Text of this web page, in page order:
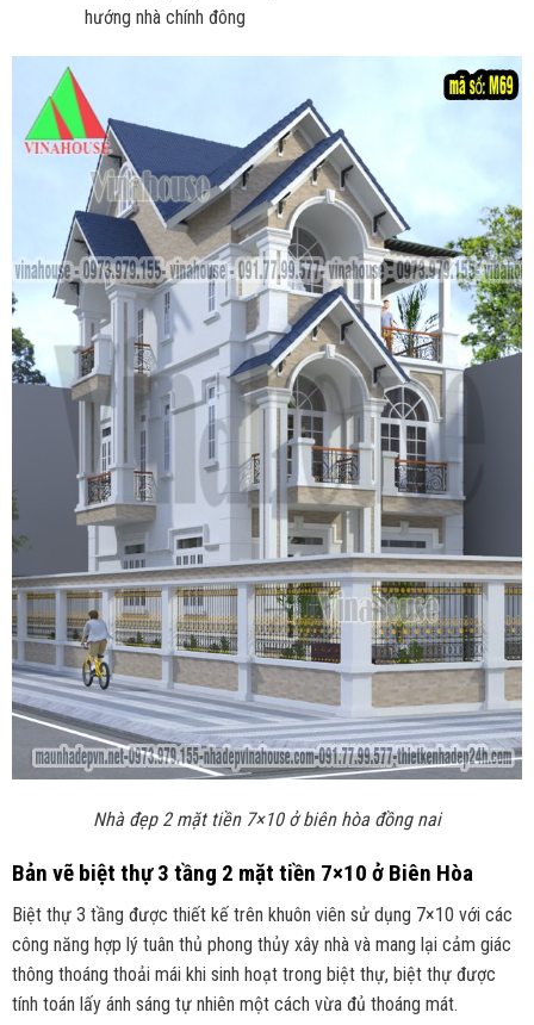
hướng nhà chính đông
Nhà đẹp 2 mặt tiền 7×10 ở biên hòa đồng nai
Bản vẽ biệt thự 3 tầng 2 mặt tiền 7×10 ở Biên Hòa
Biệt thự 3 tầng được thiết kế trên khuôn viên sử dụng 7×10 với các
công năng hợp lý tuân thủ phong thủy xây nhà và mang lại cảm giác
thông thoáng thoải mái khi sinh hoạt trong biệt thự, biệt thự được
tính toán lấy ánh sáng tự nhiên một cách vừa đủ thoáng mát.